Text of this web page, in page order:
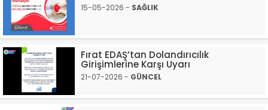
15-05-2026 - SAĞLIK
Fırat EDAŞ’tan Dolandırıcılık
Girişimlerine Karşı Uyarı
21-07-2026 - GÜNCEL